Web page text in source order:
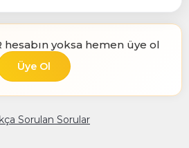
yoksa hemen üye ol
Sorulan Sorular